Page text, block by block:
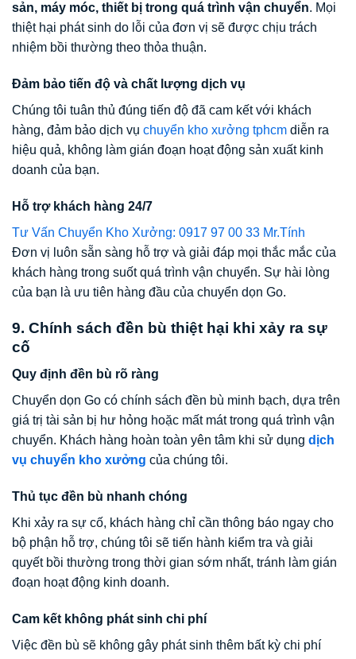
sản, máy móc, thiết bị trong quá trình vận chuyển. Mọi
thiệt hại phát sinh do lỗi của đơn vị sẽ được chịu trách
nhiệm bồi thường theo thỏa thuận.
Đảm bảo tiến độ và chất lượng dịch vụ
Chúng tôi tuân thủ đúng tiến độ đã cam kết với khách
hàng, đảm bảo dịch vụ chuyển kho xưởng tphcm diễn ra
hiệu quả, không làm gián đoạn hoạt động sản xuất kinh
doanh của bạn.
Hỗ trợ khách hàng 24/7
Tư Vấn Chuyển Kho Xưởng: 0917 97 00 33 Mr.Tính
Đơn vị luôn sẵn sàng hỗ trợ và giải đáp mọi thắc mắc của
khách hàng trong suốt quá trình vận chuyển. Sự hài lòng
của bạn là ưu tiên hàng đầu của chuyển dọn Go.
9. Chính sách đền bù thiệt hại khi xảy ra sự
cố
Quy định đền bù rõ ràng
Chuyển dọn Go có chính sách đền bù minh bạch, dựa trên
giá trị tài sản bị hư hỏng hoặc mất mát trong quá trình vận
chuyển. Khách hàng hoàn toàn yên tâm khi sử dụng dịch
vụ chuyển kho xưởng của chúng tôi.
Thủ tục đền bù nhanh chóng
Khi xảy ra sự cố, khách hàng chỉ cần thông báo ngay cho
bộ phận hỗ trợ, chúng tôi sẽ tiến hành kiểm tra và giải
quyết bồi thường trong thời gian sớm nhất, tránh làm gián
đoạn hoạt động kinh doanh.
Cam kết không phát sinh chi phí
Việc đền bù sẽ không gây phát sinh thêm bất kỳ chi phí